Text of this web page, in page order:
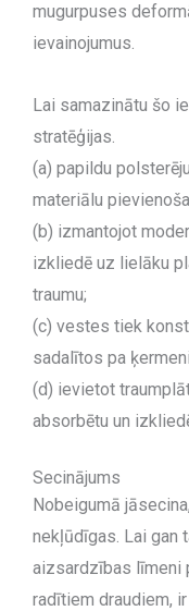
mugurpuses
ievainojumus.
Lai samazinātu šo
stratēģijas.
(a) papildu
materiālu
(b) izmantojot
izkliedē uz lielāku
traumu;
(c) vestes tiek
sadalītos pa
(d) ievietot
absorbētu un
Secinājums
Nobeigumā
nekļūdīgas. Lai gan
aizsardzības līmeni
radītiem draudiem,